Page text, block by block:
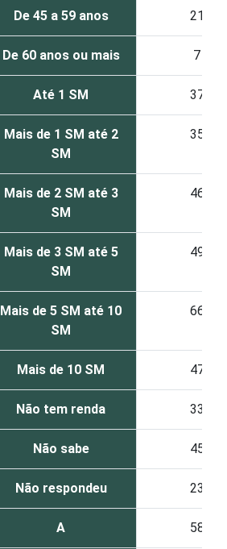
De 45 a 59 anos 21
De 60 anos ou mais 7
Até 1 SM 37
Mais de 1 SM até 2
SM
35
Mais de 2 SM até 3
SM
46
Mais de 3 SM até 5
SM
49
Mais de 5 SM até 10
SM
66
Mais de 10 SM 47
Não tem renda 33
Não sabe 45
Não respondeu 23
A 58